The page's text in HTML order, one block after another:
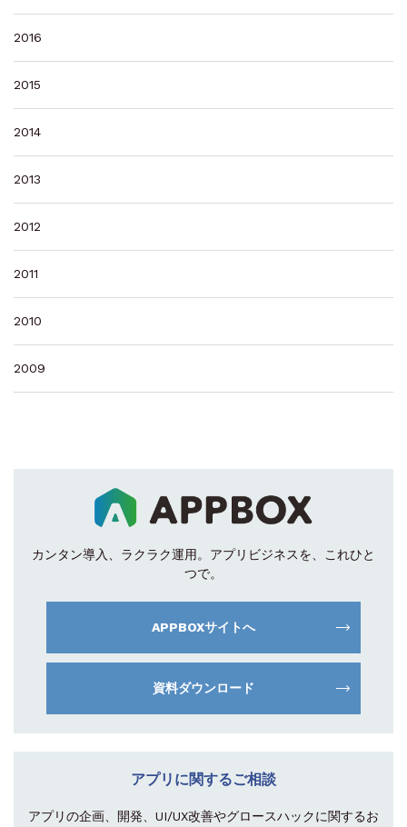
2016
2015
2014
2013
2012
2011
2010
2009
カンタン導入、ラクラク運用。 アプリビジネスを、これひと
つで。
APPBOXサイトへ
資料ダウンロード
アプリに関するご相談
アプリの企画、開発、UI/UX改善やグロースハックに関するお